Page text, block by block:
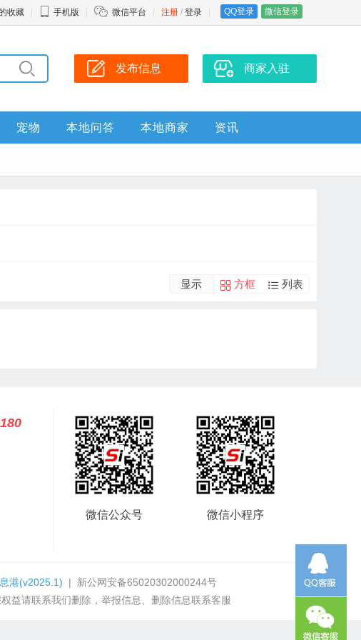
注册 / 登录 QQ登录 微信登录
收藏 手机版 微信平台
发布信息 商家入驻
宠物 本地问答 本地商家 资讯
显示 方框 列表
微信公众号 微信小程序
港(v2025.1) | 新公网安备65020302000244号
益请联系我们删除，举报信息、删除信息联系客服